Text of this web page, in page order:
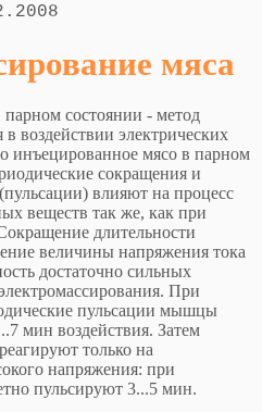
мяса
состоянии - метод
электрических
инъецированное мясо в парном
сокращения и
влияют на процесс
веществ так же, как при
длительности
величины напряжения тока
достаточно сильных
При
пульсации мышцы
мин воздействия. Затем
только на
напряжения: при
пульсируют 3...5 мин.